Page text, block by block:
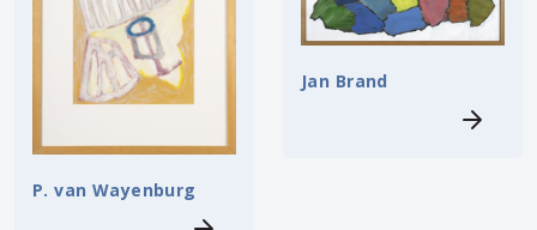
P. van Wayenburg
Jan Brand